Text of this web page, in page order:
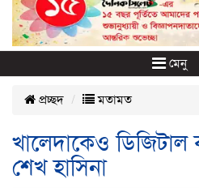
মেনু
প্রচ্ছদ মতামত
খালেদাকেও ডিজিটাল
শেখ হাসিনা